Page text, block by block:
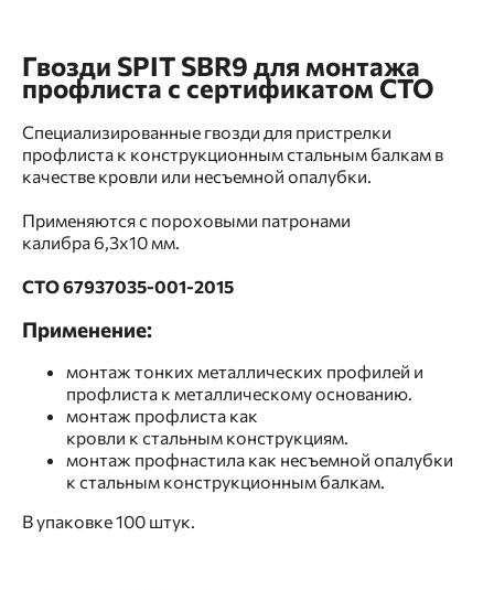
Гвозди SPIT SBR9 для монтажа
профлиста с сертификатом СТО
Специализированные гвозди для пристрелки
профлиста к конструкционным стальным балкам в
качестве кровли или несъемной опалубки.
Применяются с пороховыми патронами
калибра 6,3x10 мм.
СТО 67937035-001-2015
Применение:
монтаж тонких металлических профилей и
профлиста к металлическому основанию.
монтаж профлиста как
кровли к стальным конструкциям.
монтаж профнастила как несъемной опалубки
к стальным конструкционным балкам.
В упаковке 100 штук.